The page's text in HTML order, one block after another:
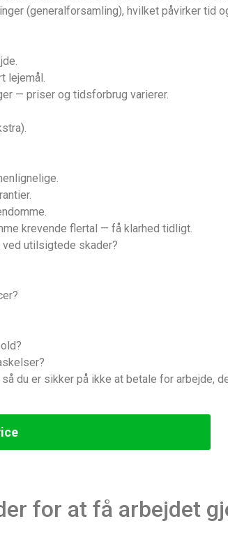
(generalforsamling), hvilket påvirker tid
lejemål.
— priser og tidsforbrug varierer.
krevende flertal — få klarhed tidligt.
utilsigtede skader?
du er sikker på ikke at betale for arbejde,
for at få arbejdet